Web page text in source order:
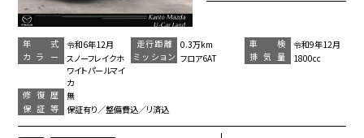
年 式 令和6年12月 走行距離 0.3万km 車 検
令和9年12月
カラー
スノーフレイクホ
ワイトパールマイ
カ
ミッション フロア6AT 排気量 1800cc
修復歴
無
保証等
保証有り／整備費込／リ済込